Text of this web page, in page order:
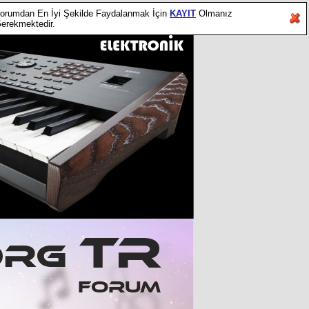
En İyi Şekilde Faydalanmak İçin KAYIT Olmanız